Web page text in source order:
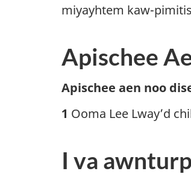
miyayhtem kaw-
Apischee
N
o
Apischee aen noo
1 Ooma Lee Lway’d
I va